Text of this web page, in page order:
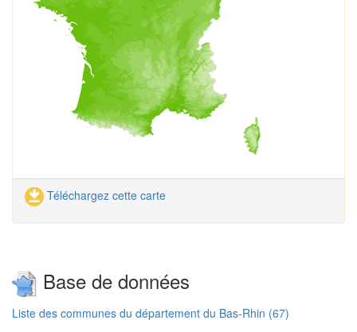
Téléchargez cette carte
Base de données
Liste des communes du département du Bas-Rhin (67)